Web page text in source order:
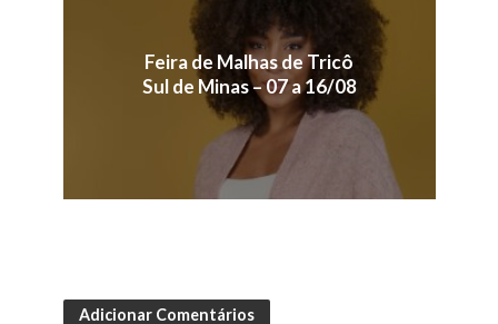
Feira de Malhas de Tricô
Sul de Minas – 07 a 16/08
Adicionar Comentários